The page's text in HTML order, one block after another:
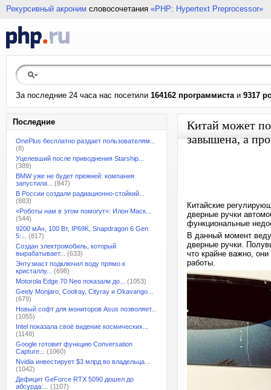
Рекурсивный акроним словосочетания «PHP: Hypertext Preprocessor»
За последние 24 часа нас посетили 164162 программистаи 9317
Последние
OnePlus бесплатно раздает пользователям...
(8)
Уцелевший после приводнения Starship...
(389)
BMW уже не будет прежней: компания
запустила...
(847)
В России создали радиационно-стойкий...
(883)
«Роботы нам в этом помогут»: Илон Маск...
(544)
9200 мАч, 100 Вт, IP69K, Snapdragon 6 Gen
5:...
(817)
Создан электромобиль, который
вырабатывает...
(633)
Энтузиаст подключил воду прямо к
кристаллу...
(698)
Motorola Edge 70 Neo показали до...
(1053)
Geely Monjaro, Coolray, Cityray и Okavango...
(679)
Новый софт для мониторов Asus позволяет...
(1055)
Intel показала своё видение космических...
(1148)
Google готовит функцию Conversation
Capture...
(1060)
Nvidia инвестирует $3 млрд во владельца...
(1042)
Дефицит GeForce RTX 5090 дошел до
абсурда:...
(1107)
Китай может
завышена, а
Китайские
дверные ручки
функциональные
В данный момент
дверные ручки.
что крайне важно,
работы.